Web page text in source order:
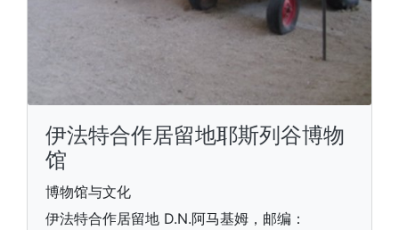
伊法特合作居留地耶斯列谷博物
馆
博物馆与文化
伊法特合作居留地 D.N.阿马基姆，邮编：